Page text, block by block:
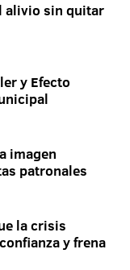
alivio sin quitar
y Efecto
imagen
patronales
la crisis
y frena